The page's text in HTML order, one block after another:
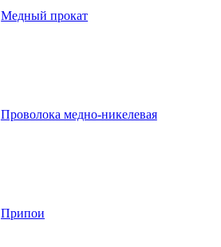
Медный прокат
Проволока медно-никелевая
Припои